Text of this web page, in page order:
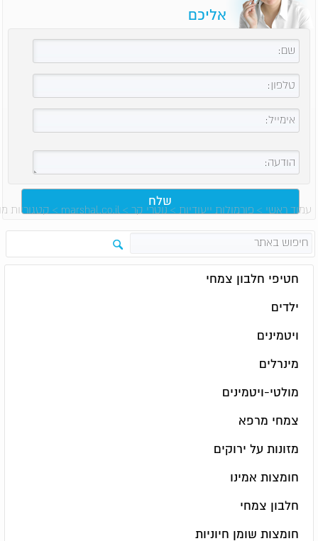
אליכם
עמוד ראשי > פורמולות ייעודיות > נוטרי קר >
marshal.co.il
> קטגוריות
חטיפי חלבון צמחי
ילדים
ויטמינים
מינרלים
מולטי-ויטמינים
צמחי מרפא
מזונות על ירוקים
חומצות אמינו
חלבון צמחי
חומצות שומן חיוניות